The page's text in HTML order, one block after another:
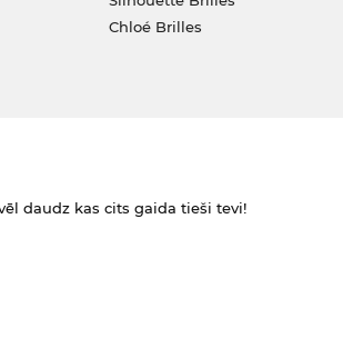
Chloé Brilles
daudz kas cits gaida tieši tevi!